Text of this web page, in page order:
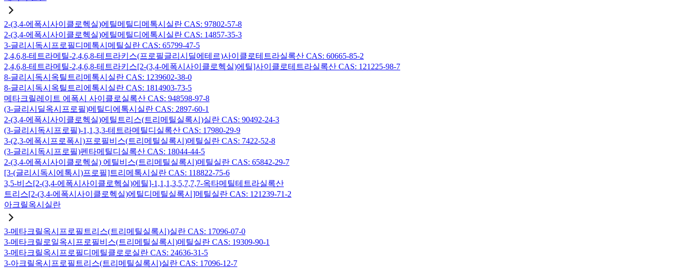
2-(3,4-에폭시사이클로헥실)에틸메틸디메톡시실란 CAS: 97802-57-8
2-(3,4-에폭시사이클로헥실)에틸메틸디에톡시실란 CAS: 14857-35-3
3-글리시독시프로필디메톡시메틸실란 CAS: 65799-47-5
2,4,6,8-테트라메틸-2,4,6,8-테트라키스(프로필글리시딜에테르)사이클로테트라실록산 CAS: 60665-85-2
2,4,6,8-테트라메틸-2,4,6,8-테트라키스[2-(3,4-에폭시사이클로헥실)에틸]사이클로테트라실록산 CAS: 121225-98-7
8-글리시독시옥틸트리메톡시실란 CAS: 1239602-38-0
8-글리시독시옥틸트리에톡시실란 CAS: 1814903-73-5
메타크릴레이트 에폭시 사이클로실록산 CAS: 948598-97-8
(3-글리시딜옥시프로필)메틸디에톡시실란 CAS: 2897-60-1
2-(3,4-에폭시사이클로헥실)에틸트리스(트리메틸실록시)실란 CAS: 90492-24-3
(3-글리시독시프로필)-1,1,3,3-테트라메틸디실록산 CAS: 17980-29-9
3-(2,3-에폭시프로폭시)프로필비스(트리메틸실록시)메틸실란 CAS: 7422-52-8
(3-글리시독시프로필)펜타메틸디실록산 CAS: 18044-44-5
2-(3,4-에폭시사이클로헥실) 에틸비스(트리메틸실록시)메틸실란 CAS: 65842-29-7
[3-(글리시독시에톡시)프로필]트리메톡시실란 CAS: 118822-75-6
3,5-비스[2-(3,4-에폭시사이클로헥실)에틸]-1,1,1,3,5,7,7,7-옥타메틸테트라실록산
트리스[2-(3,4-에폭시사이클로헥실)에틸디메틸실록시]메틸실란 CAS: 121239-71-2
아크릴옥시실란
3-메타크릴옥시프로필트리스(트리메틸실록시)실란 CAS: 17096-07-0
3-메타크릴로일옥시프로필비스(트리메틸실록시)메틸실란 CAS: 19309-90-1
3-메타크릴옥시프로필디메틸클로로실란 CAS: 24636-31-5
3-아크릴옥시프로필트리스(트리메틸실록시)실란 CAS: 17096-12-7